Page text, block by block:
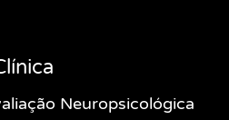
Neuropsicológica